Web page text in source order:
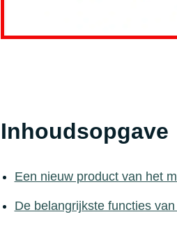
Inhoudsopgave
Een nieuw product van het
De belangrijkste functies